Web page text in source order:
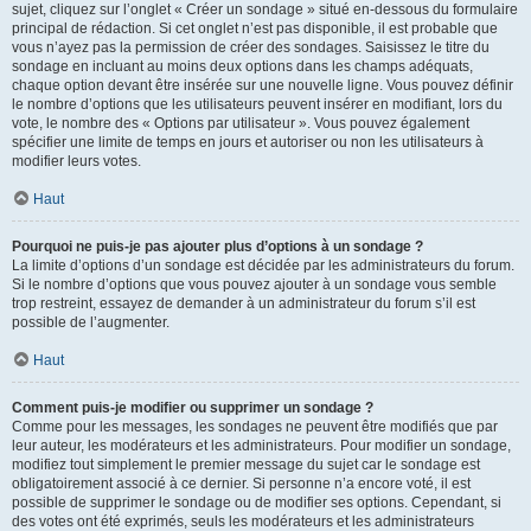
sujet, cliquez sur l’onglet « Créer un sondage » situé en-dessous du formulaire
principal de rédaction. Si cet onglet n’est pas disponible, il est probable que
vous n’ayez pas la permission de créer des sondages. Saisissez le titre du
sondage en incluant au moins deux options dans les champs adéquats,
chaque option devant être insérée sur une nouvelle ligne. Vous pouvez définir
le nombre d’options que les utilisateurs peuvent insérer en modifiant, lors du
vote, le nombre des « Options par utilisateur ». Vous pouvez également
spécifier une limite de temps en jours et autoriser ou non les utilisateurs à
modifier leurs votes.
Haut
Pourquoi ne puis-je pas ajouter plus d’options à un sondage ?
La limite d’options d’un sondage est décidée par les administrateurs du forum.
Si le nombre d’options que vous pouvez ajouter à un sondage vous semble
trop restreint, essayez de demander à un administrateur du forum s’il est
possible de l’augmenter.
Haut
Comment puis-je modifier ou supprimer un sondage ?
Comme pour les messages, les sondages ne peuvent être modifiés que par
leur auteur, les modérateurs et les administrateurs. Pour modifier un sondage,
modifiez tout simplement le premier message du sujet car le sondage est
obligatoirement associé à ce dernier. Si personne n’a encore voté, il est
possible de supprimer le sondage ou de modifier ses options. Cependant, si
des votes ont été exprimés, seuls les modérateurs et les administrateurs